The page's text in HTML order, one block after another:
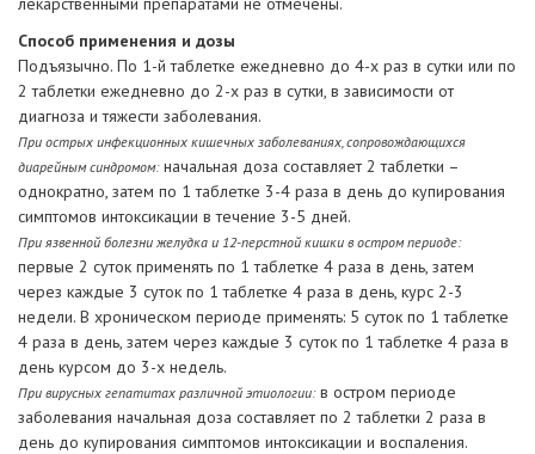
Способ применения и дозы
Подъязычно. По 1-й таблетке ежедневно до 4-х раз в сутки или по
2 таблетки ежедневно до 2-х раз в сутки, в зависимости от
диагноза и тяжести заболевания.
При острых инфекционных кишечных заболеваниях, сопровождающихся
диарейным синдромом:начальная доза составляет 2 таблетки –
однократно, затем по 1 таблетке 3-4 раза в день до купирования
симптомов интоксикации в течение 3-5 дней.
При язвенной болезни желудка и 12-перстной кишки в остром периоде:
первые 2 суток применять по 1 таблетке 4 раза в день, затем
через каждые 3 суток по 1 таблетке 4 раза в день, курс 2-3
недели. В хроническом периоде применять: 5 суток по 1 таблетке
4 раза в день, затем через каждые 3 суток по 1 таблетке 4 раза в
день курсом до 3-х недель.
При вирусных гепатитах различной этиологии:в остром периоде
заболевания начальная доза составляет по 2 таблетки 2 раза в
день до купирования симптомов интоксикации и воспаления.